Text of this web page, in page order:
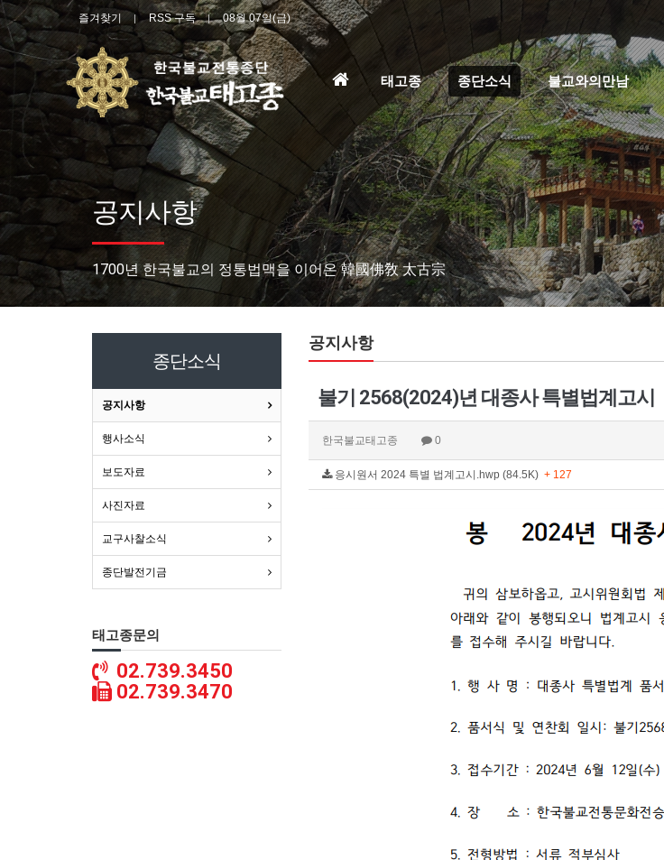
즐겨찾기 RSS 구독 08월 07일(금)
홈
태고종 종단소식 불교와의만남
공지사항
1700년 한국불교의 정통법맥을 이어온 韓國佛敎 太古宗
공지사항
불기 2568(2024)년 대종사 특별법계고시
한국불교태고종 0
응시원서 2024 특별 법계고시.hwp (84.5K) + 127
종단소식
공지사항
행사소식
보도자료
사진자료
교구사찰소식
종단발전기금
태고종문의
02.739.3450
02.739.3470